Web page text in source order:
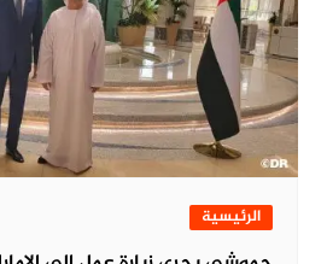
الرئيسية